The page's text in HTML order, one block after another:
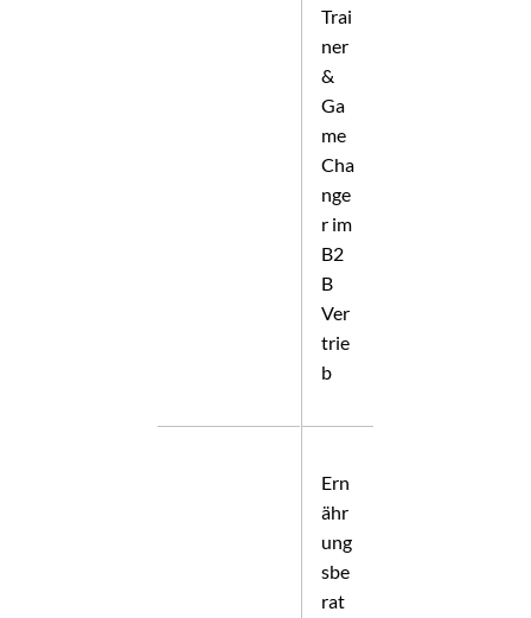
Trai
ner
&
Ga
me
Cha
nge
r im
B2
B
Ver
trie
b
Ern
ähr
ung
sbe
rat